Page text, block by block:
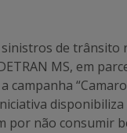
de trânsito
MS, em
campanha
por não consumir